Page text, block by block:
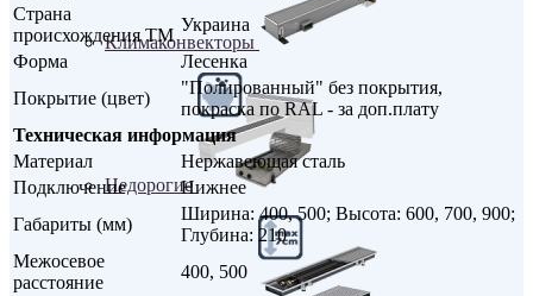
Климаконвекторы
Недорогие
Страна
происхождения ТМ
Украина
Форма
Лесенка
Покрытие (цвет)
"Полированный" без покрытия,
покраска по RAL - за доп.плату
Техническая информация
Материал
Нержавеющая сталь
Подключение
Нижнее
Габариты (мм)
Ширина: 400, 500; Высота: 600, 700, 900;
Глубина: 210
Межосевое
расстояние
400, 500